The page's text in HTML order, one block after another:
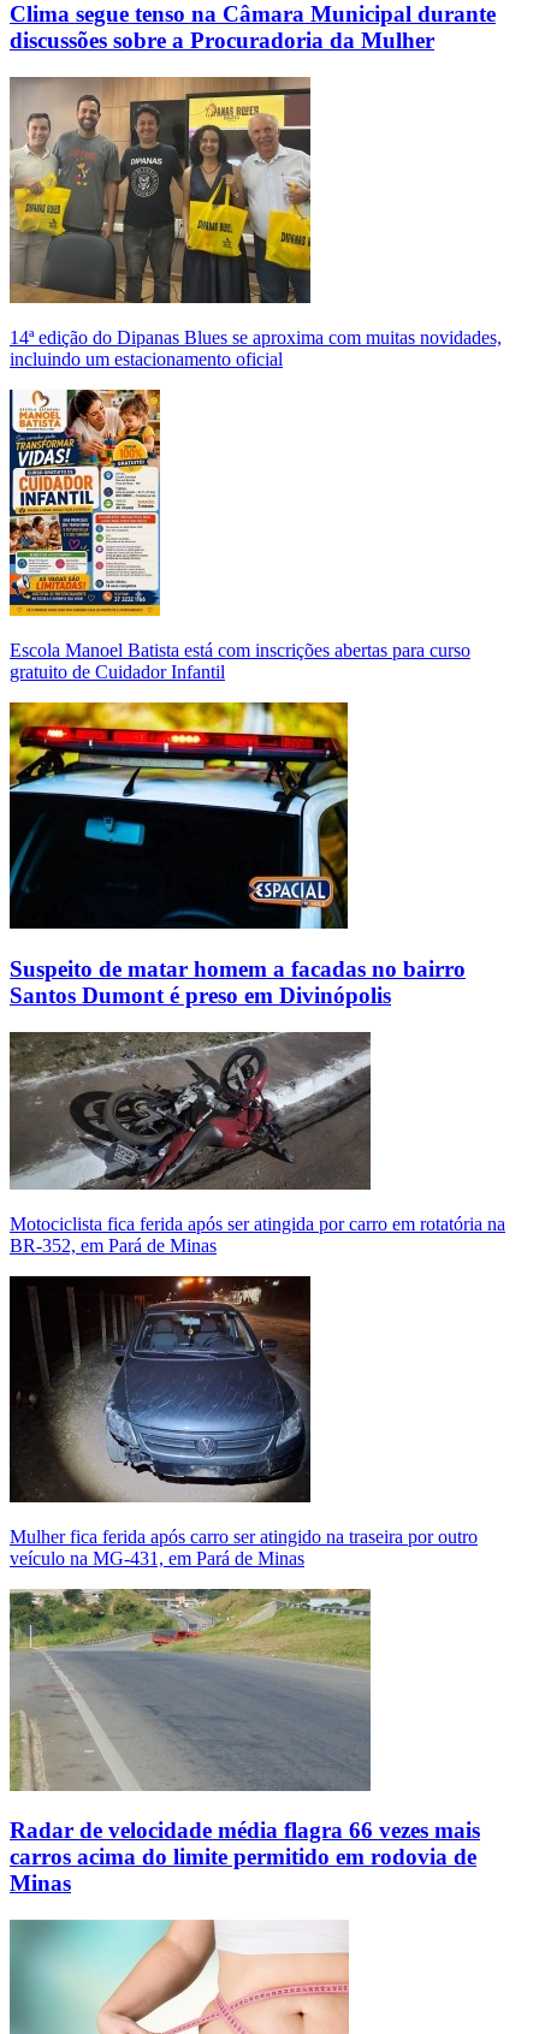
Clima segue tenso na Câmara Municipal durante
discussões sobre a Procuradoria da Mulher
14ª edição do Dipanas Blues se aproxima com muitas novidades,
incluindo um estacionamento oficial
Escola Manoel Batista está com inscrições abertas para curso
gratuito de Cuidador Infantil
Suspeito de matar homem a facadas no bairro
Santos Dumont é preso em Divinópolis
Motociclista fica ferida após ser atingida por carro em rotatória na
BR-352, em Pará de Minas
Mulher fica ferida após carro ser atingido na traseira por outro
veículo na MG-431, em Pará de Minas
Radar de velocidade média flagra 66 vezes mais
carros acima do limite permitido em rodovia de
Minas